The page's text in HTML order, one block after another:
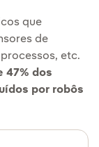
que
de
etc.
47% dos
por robôs